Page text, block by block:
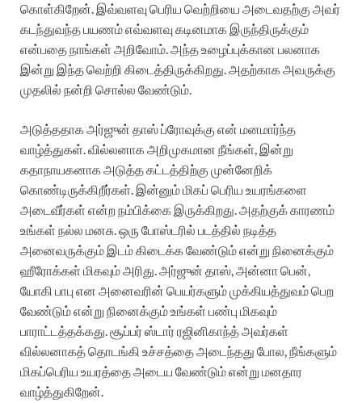
கொள்கிறேன். இவ்வளவு பெரிய வெற்றியை அடைவதற்கு அவர்
கடந்துவந்த பயணம் எவ்வளவு கடினமாக இருந்திருக்கும்
என்பதை நாங்கள் அறிவோம். அந்த உழைப்புக்கான பலனாக
இன்று இந்த வெற்றி கிடைத்திருக்கிறது. அதற்காக அவருக்கு
முதலில் நன்றி சொல்ல வேண்டும்.
அடுத்ததாக அர்ஜுன் தாஸ் ப்ரோவுக்கு என் மனமார்ந்த
வாழ்த்துகள். வில்லனாக அறிமுகமான நீங்கள், இன்று
கதாநாயகனாக அடுத்த கட்டத்திற்கு முன்னேறிக்
கொண்டிருக்கிறீர்கள். இன்னும் மிகப் பெரிய உயரங்களை
அடைவீர்கள் என்ற நம்பிக்கை இருக்கிறது. அதற்குக் காரணம்
உங்கள் நல்ல மனசு. ஒரு போஸ்டரில் படத்தில் நடித்த
அனைவருக்கும் இடம் கிடைக்க வேண்டும் என்று நினைக்கும்
ஹீரோக்கள் மிகவும் அரிது. அர்ஜுன் தாஸ், அன்னா பென்,
யோகி பாபு என அனைவரின் பெயர்களும் முக்கியத்துவம் பெற
வேண்டும் என்று நினைக்கும் உங்கள் பண்பு மிகவும்
பாராட்டத்தக்கது. சூப்பர் ஸ்டார் ரஜினிகாந்த் அவர்கள்
வில்லனாகத் தொடங்கி உச்சத்தை அடைந்தது போல, நீங்களும்
மிகப்பெரிய உயரத்தை அடைய வேண்டும் என்று மனதார
வாழ்த்துகிறேன்.